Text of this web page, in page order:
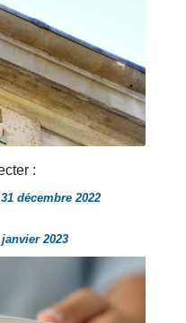
:
décembre 2022
2023